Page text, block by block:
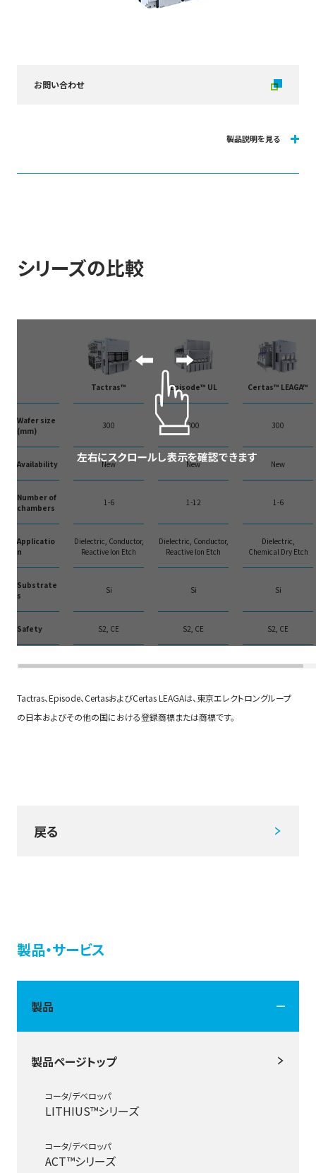
お問い合わせ
ウェーハプロセス対応プラズマエッチング装置です。
ズされた仕様を提供します。また、ベース設計を共有しているため、改造により
り向上は必要不可欠となっており、Tactras™に搭載可能なエッチングチャンバ
ーはプロファイル形成時のウェーハ面内均一性確保、ウェーハ間バラツキ抑
制、高選択比などを実現すべく、アプリケーションが求めるエッチング要求と高
エッチングレートの両立を実現しながら高い生産性を確保するための最適な設
計技術を盛り込んでいます。Tactras™には各アプリケーションに対応可能な最
大6つのエッチングチャンバーの搭載が可能で、装置間・チャンバー間の機差を
極小化するロバスト設計、パーティクル低減技術、ユニット検査組立の採用、自
動化による省人化など、生産技術ノウハウを集結した装置運用の提供によりお
シリーズの比較
Tactras™ Episode™ UL Certas™ LEAGA™
Wafer size
(mm)
300 300 300
Availability New New New
Number of
chambers
1-6 1-12 1-6
Applicatio
n
Dielectric, Conductor,
Reactive Ion Etch
Dielectric, Conductor,
Reactive Ion Etch
Dielectric,
Chemical Dry Etch
Substrate
s
Si Si Si
Safety S2, CE S2, CE S2, CE
Tactras、Episode、CertasおよびCertas LEAGAは、東京エレクトロングループ
の日本およびその他の国における登録商標または商標です。
戻る
製品・サービス
製品
製品ページトップ
コータ/デベロッパ
LITHIUS™シリーズ
コータ/デベロッパ
ACT™シリーズ